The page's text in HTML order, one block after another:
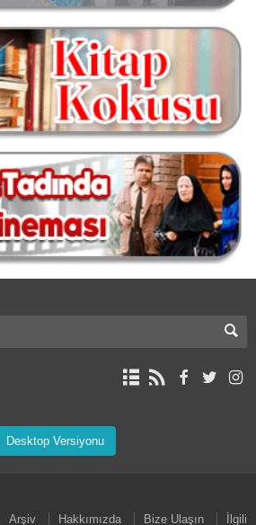
Desktop Versiyonu
Arşiv Hakkımızda Bize Ulaşın İlgili